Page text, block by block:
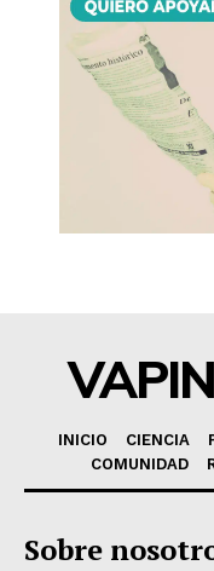
INICIO CIENCIA
COMUNIDAD
Sobre